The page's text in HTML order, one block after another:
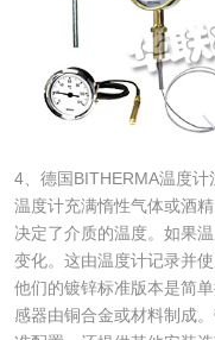
4、德国BITHERMA温度计
温度计充满惰性气体或酒
决定了介质的温度。如果
变化。这由温度计记录并
他们的镀锌标准版本是简
感器由铜合金或材料制成